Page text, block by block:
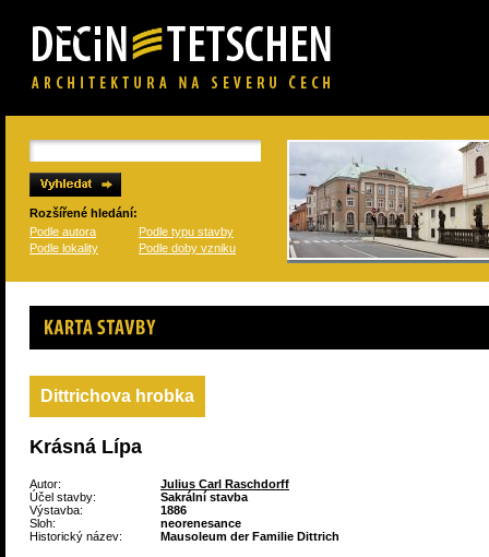
Rozšířené hledání:
Podle autora
Podle typu stavby
Podle lokality
Podle doby vzniku
Karta stavby
Dittrichova hrobka
Krásná Lípa
Autor:
Julius Carl Raschdorff
Účel stavby:
Sakrální stavba
Výstavba:
1886
Sloh:
neorenesance
Historický název:
Mausoleum der Familie Dittrich